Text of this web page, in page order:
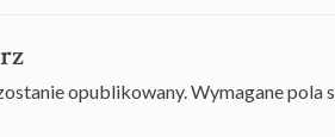
opublikowany.Wymagane pola